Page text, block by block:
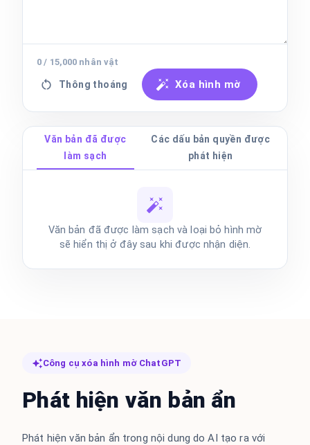
0 / 15,000 nhân vật
Thông thoáng Xóa hình mờ
Văn bản đã được
làm sạch
Các dấu bản quyền được
phát hiện
Văn bản đã được làm sạch và loại bỏ hình mờ
sẽ hiển thị ở đây sau khi được nhận diện.
Công cụ xóa hình mờ ChatGPT
Phát hiện văn bản ẩn
Phát hiện văn bản ẩn trong nội dung do AI tạo ra với